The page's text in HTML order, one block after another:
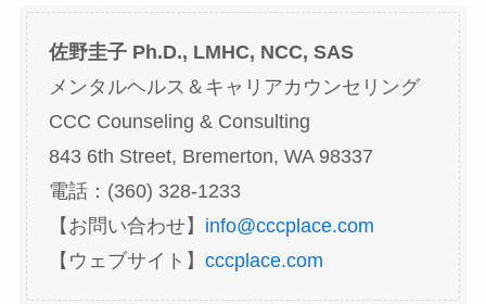
佐野圭子 Ph.D., LMHC, NCC, SAS
メンタルヘルス＆キャリアカウンセリング
CCC Counseling & Consulting
843 6th Street, Bremerton, WA 98337
電話：(360) 328-1233
【お問い合わせ】 info@cccplace.com
【ウェブサイト】 cccplace.com